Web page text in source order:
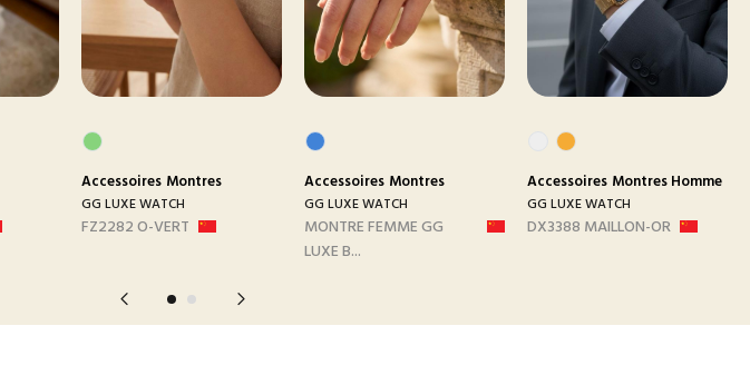
Accessoires Montres
GG LUXE WATCH
FZ2282 O-VERT
Accessoires Montres
GG LUXE WATCH
MONTRE FEMME GG
LUXE B...
Accessoires Montres Homme
GG LUXE WATCH
DX3388 MAILLON-OR